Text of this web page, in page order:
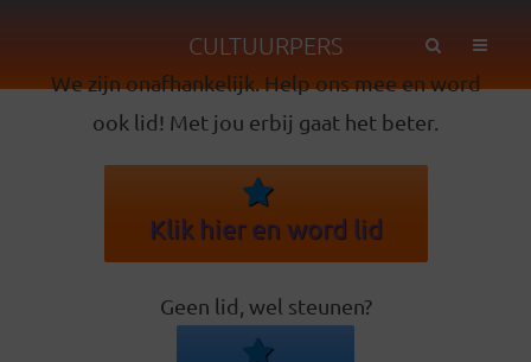
CULTUURPERS
We zijn onafhankelijk. Help ons mee en word
ook lid! Met jou erbij gaat het beter.
Klik hier en word lid
Geen lid, wel steunen?